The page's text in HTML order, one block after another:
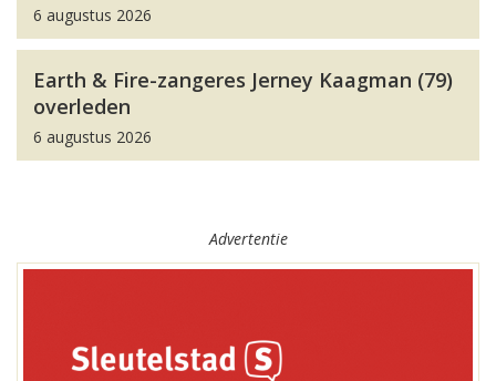
6 augustus 2026
Earth & Fire-zangeres Jerney Kaagman (79)
overleden
6 augustus 2026
Advertentie